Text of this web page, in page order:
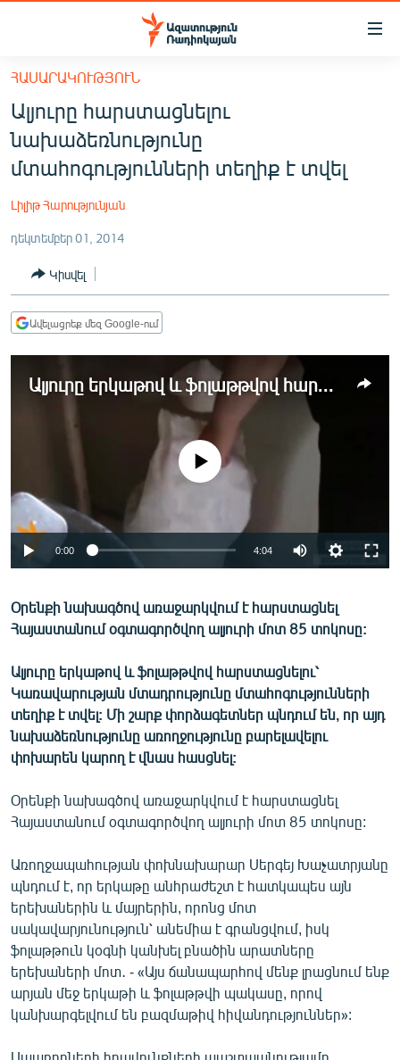
Մատչելիության
հիմնական
բովանդակությանը
Անցնել
հիմնական
մենյուին
ՀԱՅԱՍՏԱՆ
ՔԱՂԱՔԱԿԱՆ
ՏՆՏԵՍՈՒԹՅՈՒՆ
ՂԱՐԱԲԱՂ
ՏԱՐԱԾԱՇՐՋԱՆ
ՄԵԿՆԱԲԱՆՈՒԹՅՈՒՆ
ՏՏ ԵՒ ԻՆՏԵՐՆԵՏ
ԱՐԽԻՎ
ՏԵՍԱՆՅՈՒԹԵՐ
ԲԱՆԱՎԵՃ
ՁԳՏԵԼՈՎ ԼԱՎԱԳՈՒՅՆԻՆ
ՓՈԴՔԱՍԹ
English
ՀԵՏԵՎԵՔ ՄԵԶ
«Ազատության» բոլոր կայքերը
ՀԱՍԱՐԱԿՈՒԹՅՈՒՆ
Ալյուրը հարստացնելու
նախաձեռնությունը
մտահոգությունների տեղիք է տվել
Լիլիթ Հարությունյան
դեկտեմբեր 01, 2014
Կիսվել
Ավելացրեք մեզ Google-ում
Ալյուրը երկաթով և ֆոլաթթվով հարստացնելու կառավարության մտադրությունը մտահոգությունների տեղիք է տվել
No media source currently available
0:00 4:04
Օրենքի նախագծով առաջարկվում է հարստացնել
Հայաստանում օգտագործվող ալյուրի մոտ 85 տոկոսը:
Ալյուրը երկաթով և ֆոլաթթվով հարստացնելու՝
Կառավարության մտադրությունը մտահոգությունների
տեղիք է տվել: Մի շարք փորձագետներ պնդում են, որ այդ
նախաձեռնությունը առողջությունը բարելավելու
փոխարեն կարող է վնաս հասցնել:
Օրենքի նախագծով առաջարկվում է հարստացնել
Հայաստանում օգտագործվող ալյուրի մոտ 85 տոկոսը:
Առողջապահության փոխնախարար Սերգեյ Խաչատրյանը
պնդում է, որ երկաթը անհրաժեշտ է հատկապես այն
երեխաներին և մայրերին, որոնց մոտ
սակավարյունություն՝ անեմիա է գրանցվում, իսկ
ֆոլաթթուն կօգնի կանխել բնածին արատները
երեխաների մոտ․ - «Այս ճանապարհով մենք լրացնում ենք
արյան մեջ երկաթի և ֆոլաթթվի պակասը, որով
կանխարգելվում են բազմաթիվ հիվանդություններ»:
Սպառողների իրավունքների պաշտպանությամբ